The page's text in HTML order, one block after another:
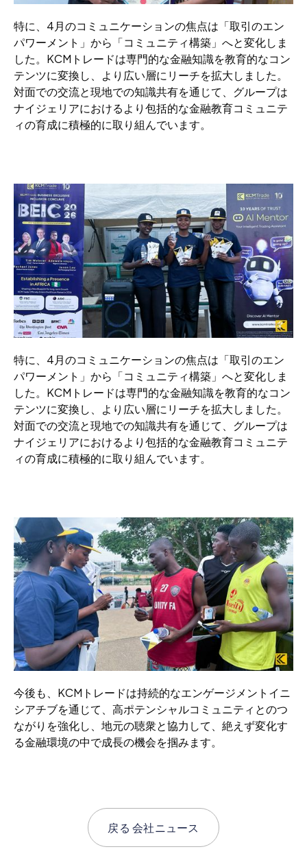
特に、4月のコミュニケーションの焦点は「取引のエン
パワーメント」から「コミュニティ構築」へと変化しま
した。KCMトレードは専門的な金融知識を教育的なコン
テンツに変換し、より広い層にリーチを拡大しました。
対面での交流と現地での知識共有を通じて、グループは
ナイジェリアにおけるより包括的な金融教育コミュニテ
ィの育成に積極的に取り組んでいます。
特に、4月のコミュニケーションの焦点は「取引のエン
パワーメント」から「コミュニティ構築」へと変化しま
した。KCMトレードは専門的な金融知識を教育的なコン
テンツに変換し、より広い層にリーチを拡大しました。
対面での交流と現地での知識共有を通じて、グループは
ナイジェリアにおけるより包括的な金融教育コミュニテ
ィの育成に積極的に取り組んでいます。
今後も、KCMトレードは持続的なエンゲージメントイニ
シアチブを通じて、高ポテンシャルコミュニティとのつ
ながりを強化し、地元の聴衆と協力して、絶えず変化す
る金融環境の中で成長の機会を掴みます。
戻る会社ニュース